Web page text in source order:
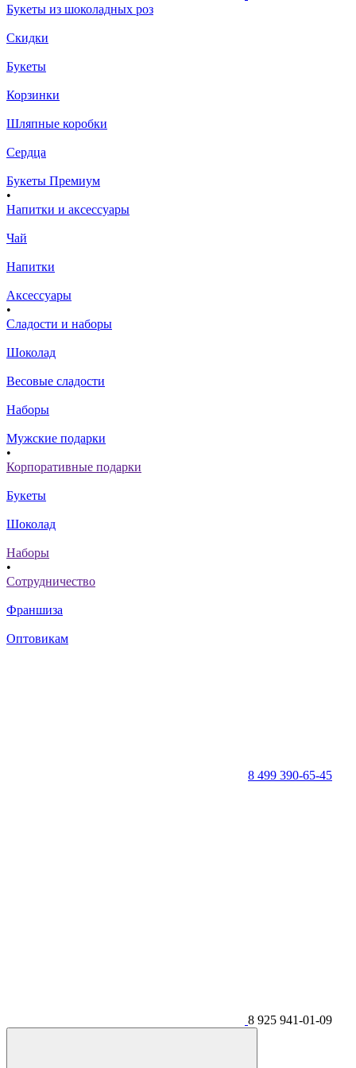
Букеты из шоколадных роз
Скидки
Букеты
Корзинки
Шляпные коробки
Сердца
Букеты Премиум
•
Напитки и аксессуары
Чай
Напитки
Аксессуары
•
Сладости и наборы
Шоколад
Весовые сладости
Наборы
Мужские подарки
•
Корпоративные подарки
Букеты
Шоколад
Наборы
•
Сотрудничество
Франшиза
Оптовикам
8 499 390-65-45
8 925 941-01-09